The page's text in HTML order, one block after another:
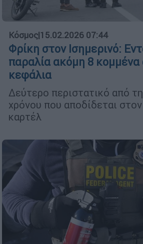
Κόσμος|15.02.2026 07:44
Φρίκη στον Ισημερινό:
παραλία ακόμη 8
κεφάλια
Δεύτερο περιστατικό από
χρόνου που αποδίδεται
καρτέλ